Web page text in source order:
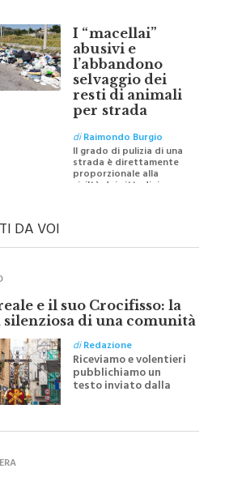
I “macellai”
abusivi e
l’abbandono
selvaggio dei
resti di animali
per strada
diRaimondo Burgio
Il grado di pulizia di una
strada è direttamente
proporzionale alla
DA VOI
e il suo Crocifisso: la
silenziosa di una comunità
diRedazione
Riceviamo e volentieri
pubblichiamo un
testo inviato dalla
all'indomani della